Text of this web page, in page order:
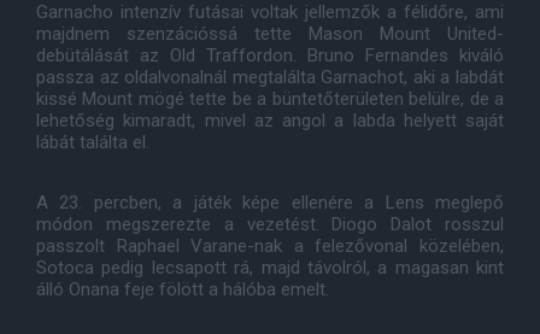
Garnacho intenzív futásai voltak jellemzők a félidőre, ami
majdnem szenzációssá tette Mason Mount United-
debütálását az Old Traffordon. Bruno Fernandes kiváló
passza az oldalvonalnál megtalálta Garnachot, aki a labdát
kissé Mount mögé tette be a büntetőterületen belülre, de a
lehetőség kimaradt, mivel az angol a labda helyett saját
lábát találta el.
A 23. percben, a játék képe ellenére a Lens meglepő
módon megszerezte a vezetést. Diogo Dalot rosszul
passzolt Raphael Varane-nak a felezővonal közelében,
Sotoca pedig lecsapott rá, majd távolról, a magasan kint
álló Onana feje fölött a hálóba emelt.